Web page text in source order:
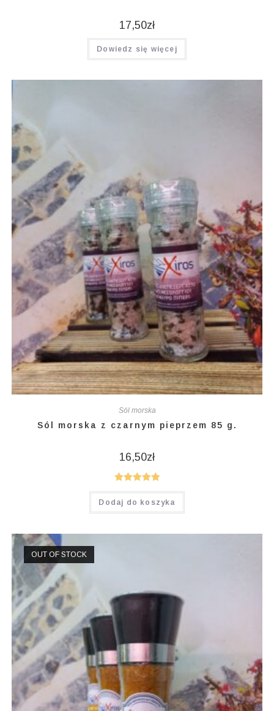
17,50zł
Dowiedz się więcej
Sól morska
Sól morska z czarnym pieprzem 85 g.
16,50zł
Oceniono
5.00na 5
Dodaj do koszyka
OUT OF STOCK